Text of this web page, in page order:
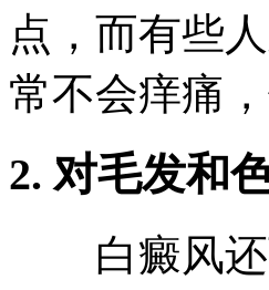
点，而有些
常不会痒痛
2. 对毛发和
白癜风还